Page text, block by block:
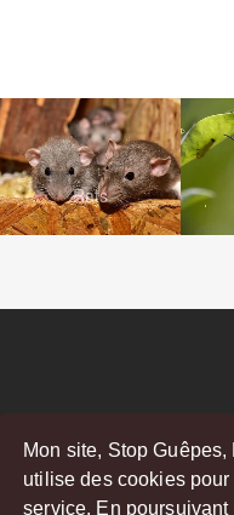
Mon site, Stop
utilise des cookies
service. En
Rats
© Copyright 2026